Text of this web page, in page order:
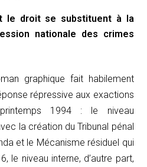
le droit se substituent à la
nationale des crimes
graphique fait habilement
répressive aux exactions
1994 : le niveau
la création du Tribunal pénal
et le Mécanisme résiduel qui
le niveau interne, d’autre part,